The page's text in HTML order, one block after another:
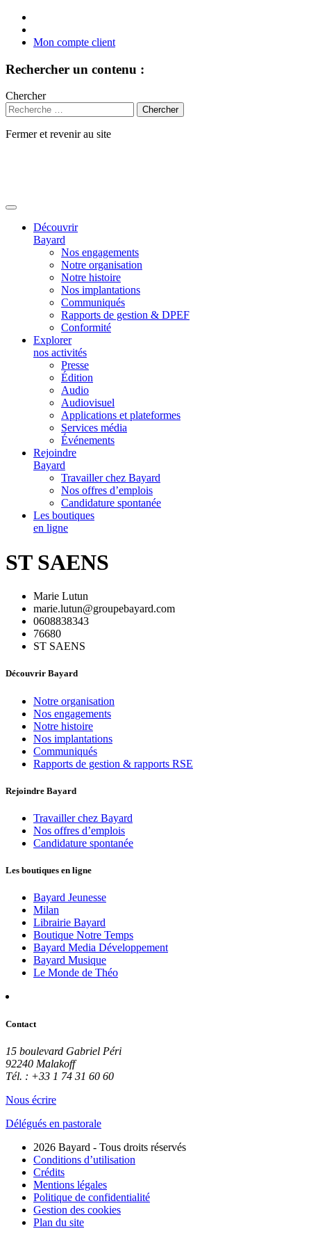
Mon compte client
Rechercher un contenu :
Chercher
Fermer et revenir au site
Découvrir
Bayard
Nos engagements
Notre organisation
Notre histoire
Nos implantations
Communiqués
Rapports de gestion & DPEF
Conformité
Explorer
nos activités
Presse
Édition
Audio
Audiovisuel
Applications et plateformes
Services média
Événements
Rejoindre
Bayard
Travailler chez Bayard
Nos offres d’emplois
Candidature spontanée
Les boutiques
en ligne
ST SAENS
Marie Lutun
marie.lutun@groupebayard.com
0608838343
76680
ST SAENS
Découvrir Bayard
Notre organisation
Nos engagements
Notre histoire
Nos implantations
Communiqués
Rapports de gestion & rapports RSE
Rejoindre Bayard
Travailler chez Bayard
Nos offres d’emplois
Candidature spontanée
Les boutiques en ligne
Bayard Jeunesse
Milan
Librairie Bayard
Boutique Notre Temps
Bayard Media Développement
Bayard Musique
Le Monde de Théo
Contact
15 boulevard Gabriel Péri
92240 Malakoff
Tél. : +33 1 74 31 60 60
Nous écrire
Délégués en pastorale
2026 Bayard - Tous droits réservés
Conditions d’utilisation
Crédits
Mentions légales
Politique de confidentialité
Gestion des cookies
Plan du site